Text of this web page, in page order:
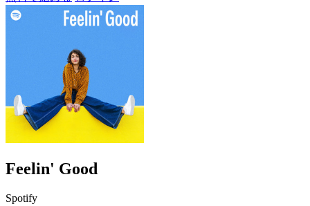
Feelin' Good
Spotify